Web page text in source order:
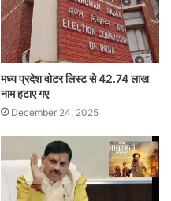
मध्य प्रदेश वोटर लिस्ट से 42.74 लाख
नाम हटाए गए
December 24, 2025